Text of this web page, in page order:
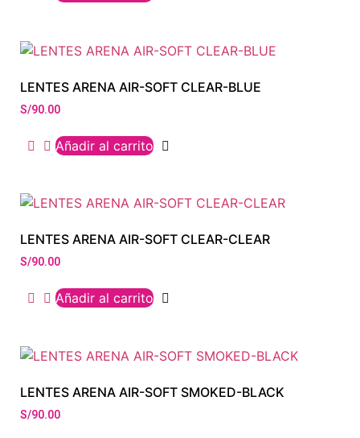
LENTES ARENA AIR-SOFT CLEAR-BLUE
S/90.00
Añadir al carrito
LENTES ARENA AIR-SOFT CLEAR-CLEAR
S/90.00
Añadir al carrito
LENTES ARENA AIR-SOFT SMOKED-BLACK
S/90.00